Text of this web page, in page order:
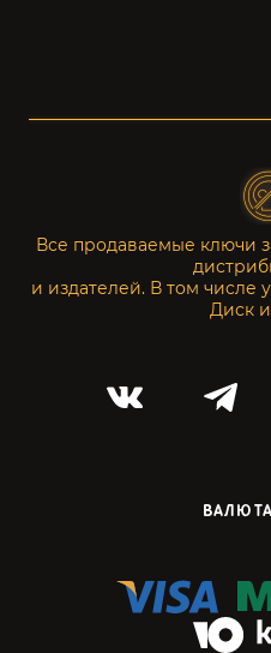
Все продаваемые ключи
и издателей. В том числе
Диск и
ВАЛЮТА